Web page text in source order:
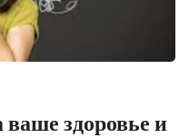
ваше здоровье и